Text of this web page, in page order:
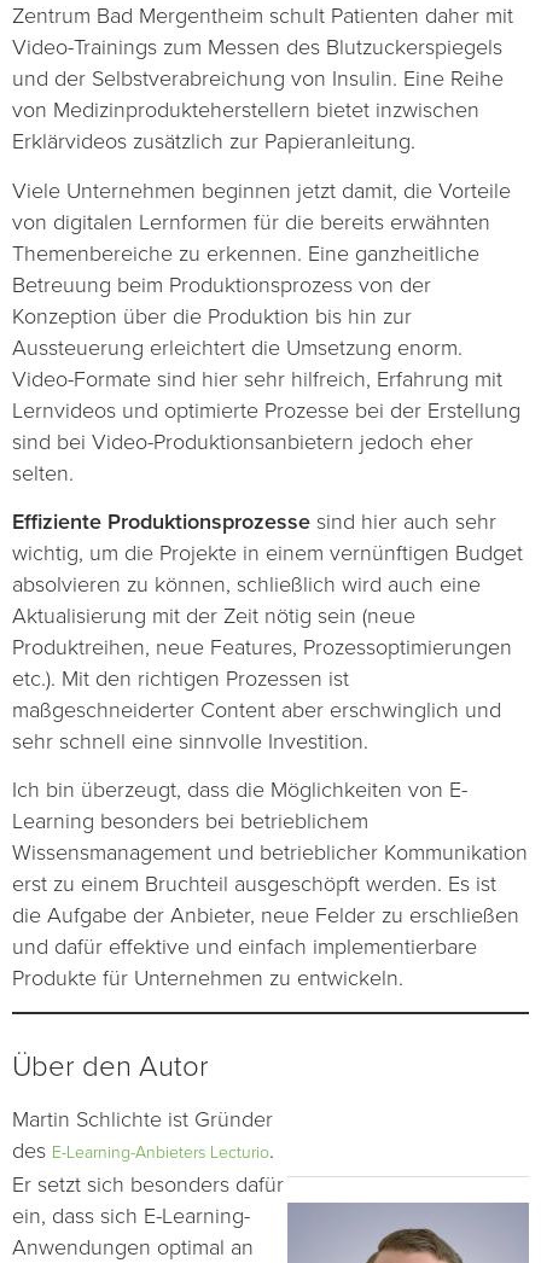
Zentrum Bad Mergentheim schult Patienten daher mit
Video-Trainings zum Messen des Blutzuckerspiegels
und der Selbstverabreichung von Insulin. Eine Reihe
von Medizinprodukteherstellern bietet inzwischen
Erklärvideos zusätzlich zur Papieranleitung.
Viele Unternehmen beginnen jetzt damit, die Vorteile
von digitalen Lernformen für die bereits erwähnten
Themenbereiche zu erkennen. Eine ganzheitliche
Betreuung beim Produktionsprozess von der
Konzeption über die Produktion bis hin zur
Aussteuerung erleichtert die Umsetzung enorm.
Video-Formate sind hier sehr hilfreich, Erfahrung mit
Lernvideos und optimierte Prozesse bei der Erstellung
sind bei Video-Produktionsanbietern jedoch eher
selten.
Effiziente Produktionsprozesse sind hier auch sehr
wichtig, um die Projekte in einem vernünftigen Budget
absolvieren zu können, schließlich wird auch eine
Aktualisierung mit der Zeit nötig sein (neue
Produktreihen, neue Features, Prozessoptimierungen
etc.). Mit den richtigen Prozessen ist
maßgeschneiderter Content aber erschwinglich und
sehr schnell eine sinnvolle Investition.
Ich bin überzeugt, dass die Möglichkeiten von E-
Learning besonders bei betrieblichem
Wissensmanagement und betrieblicher Kommunikation
erst zu einem Bruchteil ausgeschöpft werden. Es ist
die Aufgabe der Anbieter, neue Felder zu erschließen
und dafür effektive und einfach implementierbare
Produkte für Unternehmen zu entwickeln.
Über den Autor
Martin Schlichte ist Gründer
des E-Learning-Anbieters Lecturio.
Er setzt sich besonders dafür
ein, dass sich E-Learning-
Anwendungen optimal an